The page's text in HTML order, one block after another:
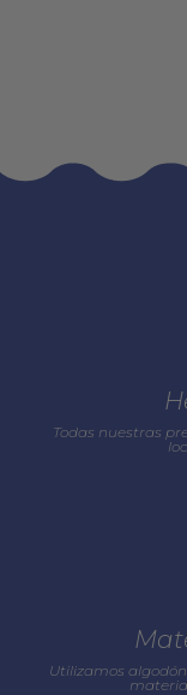
Todas nuestras
Utilizamos